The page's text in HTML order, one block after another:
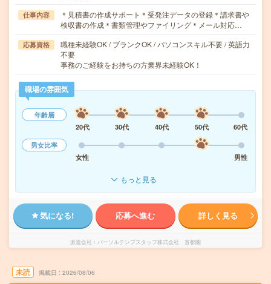
仕事内容
＊見積書の作成サポート＊受発注データの登録＊請求書や
検収書の作成＊書類管理やファイリング＊メール対応…
応募資格
職種未経験OK / ブランクOK / パソコンスキル不要 / 英語力
不要
事務のご経験をお持ちの方業界未経験OK！
職場の雰囲気
年齢層
20代
30代 40代 50代
60代
男女比率
女性
男性
もっと見る
気になる! 応募へ進む 詳しく見る
派遣会社 パーソルテンプスタッフ株式会社 首都圏
未読 掲載日 2026/08/06